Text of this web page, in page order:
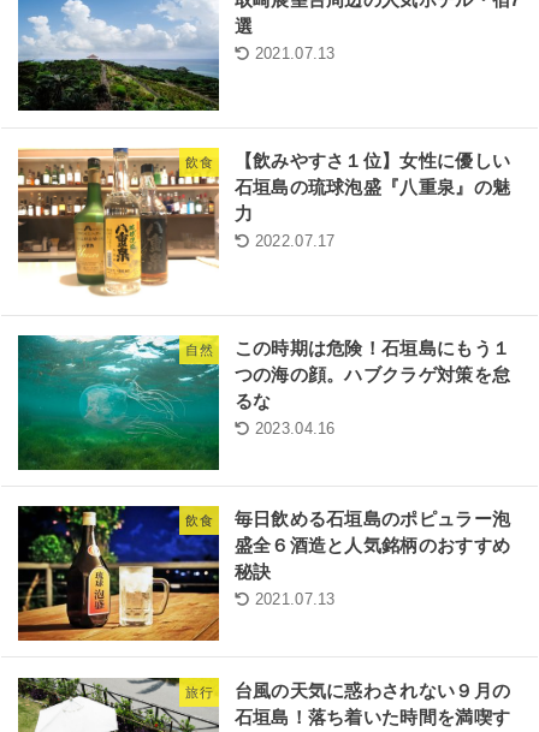
選
2021.07.13
飲食
【飲みやすさ１位】女性に優しい
石垣島の琉球泡盛『八重泉』の魅
力
2022.07.17
自然
この時期は危険！石垣島にもう１
つの海の顔。ハブクラゲ対策を怠
るな
2023.04.16
飲食
毎日飲める石垣島のポピュラー泡
盛全６酒造と人気銘柄のおすすめ
秘訣
2021.07.13
旅行
台風の天気に惑わされない９月の
石垣島！落ち着いた時間を満喫す